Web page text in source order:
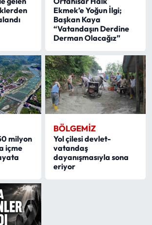
Ekmek’e Yoğun İlgi;
Başkan Kaya
“Vatandaşın Derdine
Derman Olacağız”
milyon
içme
BÖLGEMIZ
Yol çilesi devlet-
vatandaş
dayanışmasıyla sona
eriyor